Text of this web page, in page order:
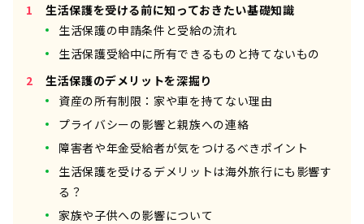
生活保護を受ける前に知っておきたい基礎知識
生活保護の申請条件と受給の流れ
生活保護受給中に所有できるものと持てないもの
生活保護のデメリットを深掘り
資産の所有制限：家や車を持てない理由
プライバシーの影響と親族への連絡
障害者や年金受給者が気をつけるべきポイント
生活保護を受けるデメリットは海外旅行にも影響す
る？
家族や子供への影響について